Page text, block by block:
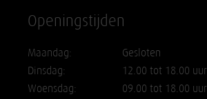
Openingstijden
Maandag:
Gesloten
Dinsdag:
12.00 tot 18.00 uur
Woensdag:
09.00 tot 18.00 uur